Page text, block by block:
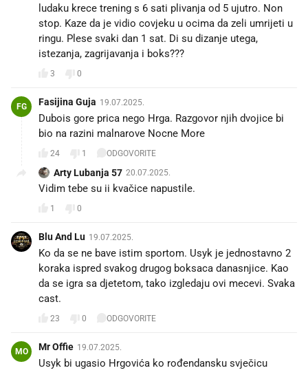
ludaku krece trening s 6 sati plivanja od 5 ujutro. Non
stop. Kaze da je vidio covjeku u ocima da zeli umrijeti u
ringu. Plese svaki dan 1 sat. Di su dizanje utega,
istezanja, zagrijavanja i boks???
3 0
FG Fasijina Guja 19.07.2025.
Dubois gore prica nego Hrga. Razgovor njih dvojice bi
bio na razini malnarove Nocne More
24 1 ODGOVORITE
Arty Lubanja 57 20.07.2025.
Vidim tebe su ii kvačice napustile.
1 0
Blu And Lu 19.07.2025.
Ko da se ne bave istim sportom. Usyk je jednostavno 2
koraka ispred svakog drugog boksaca danasnjice. Kao
da se igra sa djetetom, tako izgledaju ovi mecevi. Svaka
cast.
23 0 ODGOVORITE
MO Mr Offie 19.07.2025.
Usyk bi ugasio Hrgovića ko rođendansku svječicu😂